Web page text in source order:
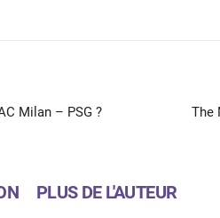
Milan – PSG ?
The
PLUS DE L'AUTEUR